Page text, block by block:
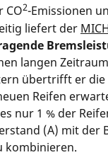
CO2-Emissionen
liefert der
langen
übertrifft er die
Reifen
nur 1 % der
(A) mit der
kombinieren.